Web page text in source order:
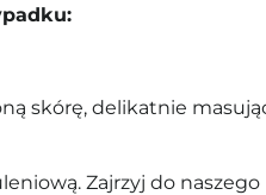
skórę, delikatnie
Zajrzyj do naszego